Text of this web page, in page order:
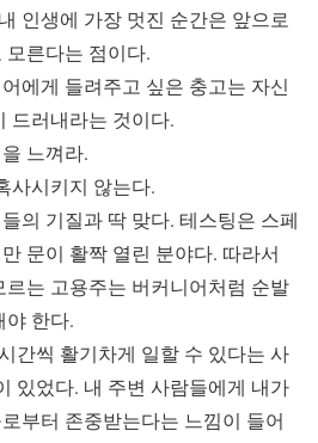
인생에 가장 멋진 순간은 앞으로
모른다는 점이다.
에게 들려주고 싶은 충고는 자신
드러내라는 것이다.
느껴라.
사시키지 않는다.
의 기질과 딱 맞다. 테스팅은 스페
문이 활짝 열린 분야다. 따라서
는 고용주는 버커니어처럼 순발
야 한다.
간씩 활기차게 일할 수 있다는 사
있었다. 내 주변 사람들에게 내가
부터 존중받는다는 느낌이 들어